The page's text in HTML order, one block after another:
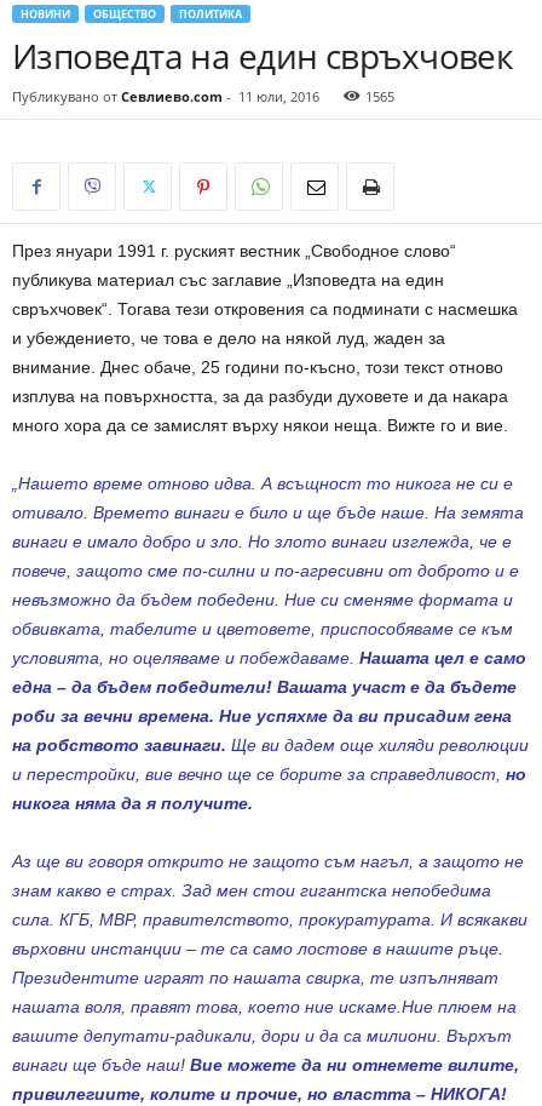
НОВИНИ ОБЩЕСТВО ПОЛИТИКА
Изповедта на един свръхчовек
Публикувано от Севлиево.com - 11 юли, 2016 1565
През януари 1991 г. руският вестник „Свободное слово“
публикува материал със заглавие „Изповедта на един
свръхчовек“. Тогава тези откровения са подминати с насмешка
и убеждението, че това е дело на някой луд, жаден за
внимание. Днес обаче, 25 години по-късно, този текст отново
изплува на повърхността, за да разбуди духовете и да накара
много хора да се замислят върху някои неща. Вижте го и вие.
„Нашето време отново идва. А всъщност то никога не си е
отивало. Времето винаги е било и ще бъде наше. На земята
винаги е имало добро и зло. Но злото винаги изглежда, че е
повече, защото сме по-силни и по-агресивни от доброто и е
невъзможно да бъдем победени. Ние си сменяме формата и
обвивката, табелите и цветовете, приспособяваме се към
условията, но оцеляваме и побеждаваме. Нашата цел е само
една – да бъдем победители! Вашата участ е да бъдете
роби за вечни времена. Ние успяхме да ви присадим гена
на робството завинаги. Ще ви дадем още хиляди революции
и перестройки, вие вечно ще се борите за справедливост, но
никога няма да я получите.
Аз ще ви говоря открито не защото съм нагъл, а защото не
знам какво е страх. Зад мен стои гигантска непобедима
сила. КГБ, МВР, правителството, прокуратурата. И всякакви
върховни инстанции – те са само лостове в нашите ръце.
Президентите играят по нашата свирка, те изпълняват
нашата воля, правят това, което ние искаме.Ние плюем на
вашите депутати-радикали, дори и да са милиони. Върхът
винаги ще бъде наш! Вие можете да ни отнемете вилите,
привилегиите, колите и прочие, но властта – НИКОГА!